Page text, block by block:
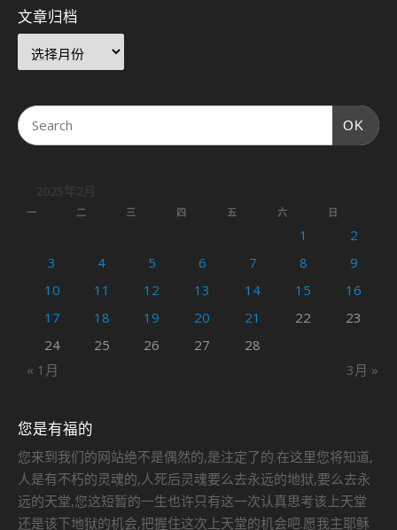
文章归档
OK
一 二 三 四 五 六 日
« 1月 3月 »
1
2
3
4 5 6 7 8
9
10
11 12 13 14 15
16
17
18 19 20 21 22
23
24
25 26 27 28
您是有福的
您来到我们的网站绝不是偶然的,是注定了的.在这里您将知道,
人是有不朽的灵魂的,人死后灵魂要么去永远的地狱,要么去永
远的天堂,您这短暂的一生也许只有这一次认真思考该上天堂
还是该下地狱的机会,把握住这次上天堂的机会吧.愿我主耶稣